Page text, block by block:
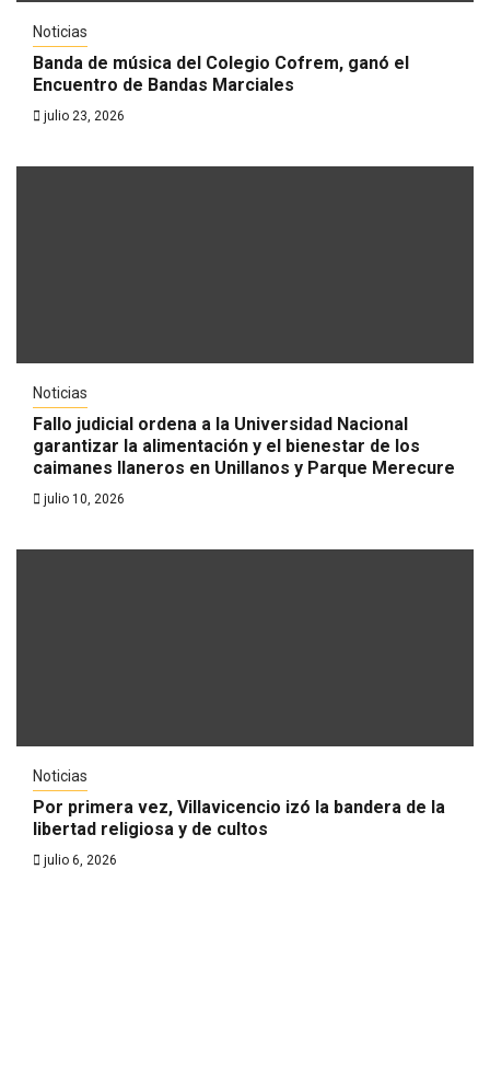
Noticias
Banda de música del Colegio Cofrem, ganó el
Encuentro de Bandas Marciales
julio 23, 2026
Noticias
Fallo judicial ordena a la Universidad Nacional
garantizar la alimentación y el bienestar de los
caimanes llaneros en Unillanos y Parque Merecure
julio 10, 2026
Noticias
Por primera vez, Villavicencio izó la bandera de la
libertad religiosa y de cultos
julio 6, 2026